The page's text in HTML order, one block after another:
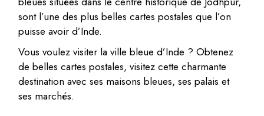
sont l’une des plus belles cartes postales que l’on
puisse avoir d’Inde.
Vous voulez visiter la ville bleue d’Inde ? Obtenez
de belles cartes postales, visitez cette charmante
destination avec ses maisons bleues, ses palais et
ses marchés.